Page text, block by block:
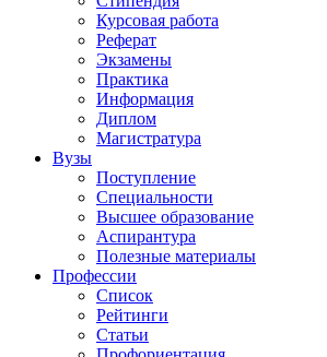
Курсовая работа
Реферат
Экзамены
Практика
Информация
Диплом
Магистратура
Вузы
Поступление
Специальности
Высшее образование
Аспирантура
Полезные материалы
Профессии
Список
Рейтинги
Статьи